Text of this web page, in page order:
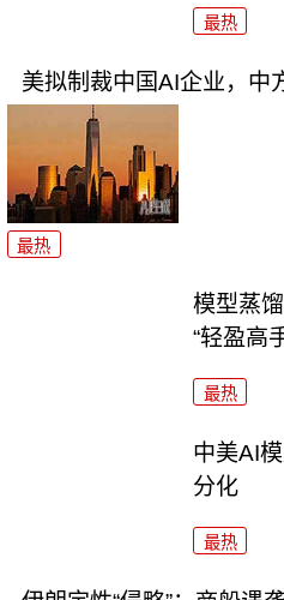
最热
美拟制裁中国AI企业，中
最热
模型蒸
“轻盈高
最热
中美AI
分化
最热